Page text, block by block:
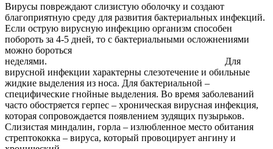
Вирусы повреждают слизистую оболочку и создают
благоприятную среду для развития бактериальных инфекций.
Если острую вирусную инфекцию организм способен
побороть за 4-5 дней, то с бактериальными осложнениями
можно бороться
неделями. Для
вирусной инфекции характерны слезотечение и обильные
жидкие выделения из носа. Для бактериальной –
специфические гнойные выделения. Во время заболеваний
часто обостряется герпес – хроническая вирусная инфекция,
которая сопровождается появлением зудящих пузырьков.
Слизистая миндалин, горла – излюбленное место обитания
стрептококка – вируса, который провоцирует ангину и